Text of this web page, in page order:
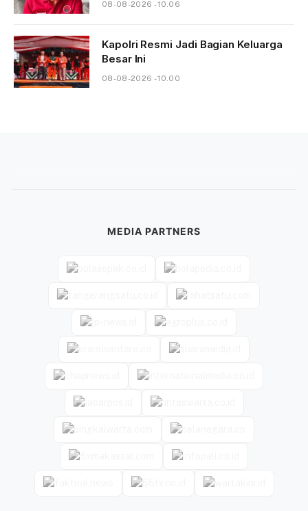
08-08-2026 - 10.06
Kapolri Resmi Jadi Bagian Keluarga
Besar Ini
08-08-2026 - 10.00
MEDIA PARTNERS